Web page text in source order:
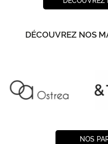
DÉCOUVREZ NOS
NOS